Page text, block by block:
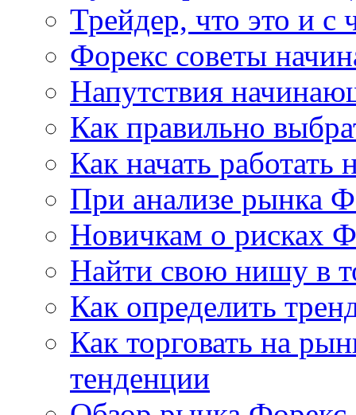
Трейдер, что это и с
Форекс советы
Напутствия
Как правильно
Как начать
При анализе рынка
Новичкам о рисках
Найти свою нишу в
Как определить
Как торговать на
тенденции